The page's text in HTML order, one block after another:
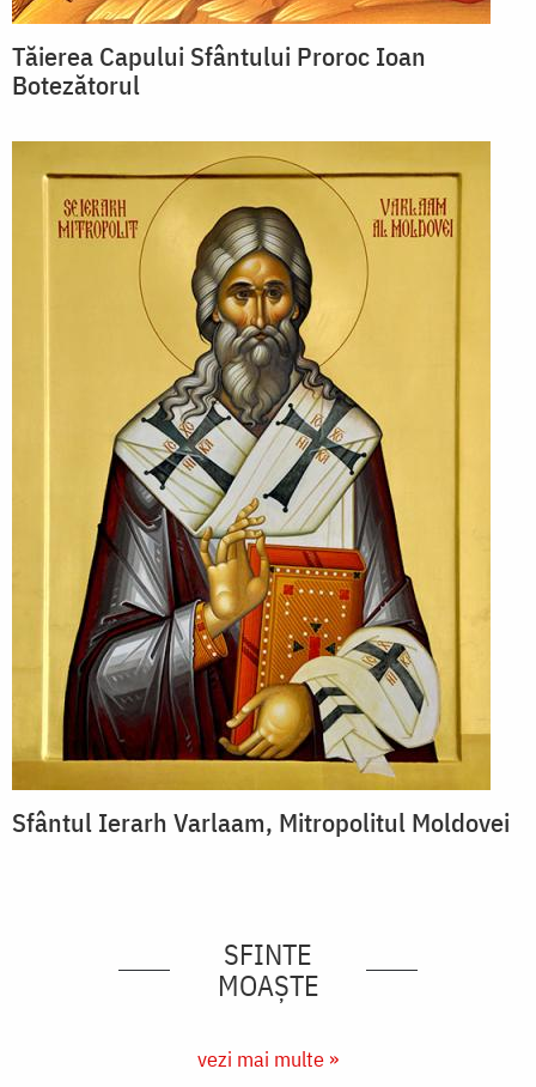
Tăierea Capului Sfântului Proroc Ioan
Botezătorul
Sfântul Ierarh Varlaam, Mitropolitul Moldovei
SFINTE
MOAȘTE
vezi mai multe »